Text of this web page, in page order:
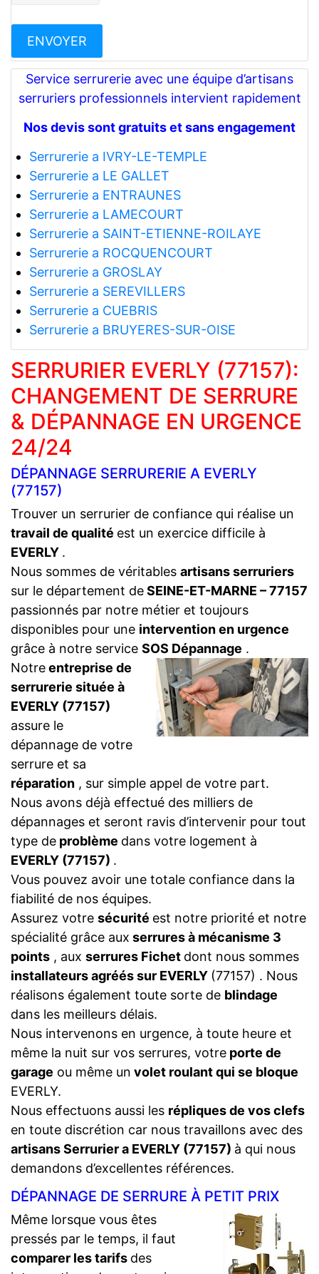
Service serrurerie avec une équipe d’artisans
serruriers professionnels intervient rapidement
Nos devis sont gratuits et sans engagement
Serrurerie a IVRY-LE-TEMPLE
Serrurerie a LE GALLET
Serrurerie a ENTRAUNES
Serrurerie a LAMECOURT
Serrurerie a SAINT-ETIENNE-ROILAYE
Serrurerie a ROCQUENCOURT
Serrurerie a GROSLAY
Serrurerie a SEREVILLERS
Serrurerie a CUEBRIS
Serrurerie a BRUYERES-SUR-OISE
SERRURIER EVERLY (77157):
CHANGEMENT DE SERRURE
& DÉPANNAGE EN URGENCE
24/24
DÉPANNAGE SERRURERIE A EVERLY
(77157)
Trouver un serrurier de confiance qui réalise un
travail de qualité est un exercice difficile à
EVERLY .
Nous sommes de véritables artisans serruriers
sur le département deSEINE-ET-MARNE – 77157
passionnés par notre métier et toujours
disponibles pour une intervention en urgence
grâce à notre service SOS Dépannage .
Notreentreprise de
serrurerie située à
EVERLY (77157)
assure le
dépannage de votre
serrure et sa
réparation , sur simple appel de votre part.
Nous avons déjà effectué des milliers de
dépannages et seront ravis d’intervenir pour tout
type de problème dans votre logement à
EVERLY (77157) .
Vous pouvez avoir une totale confiance dans la
fiabilité de nos équipes.
Assurez votre sécurité est notre priorité et notre
spécialité grâce aux serrures à mécanisme 3
points , aux serrures Fichet dont nous sommes
installateurs agréés sur EVERLY (77157) . Nous
réalisons également toute sorte de blindage
dans les meilleurs délais.
Nous intervenons en urgence, à toute heure et
même la nuit sur vos serrures, votre porte de
garage ou même un volet roulant qui se bloque
EVERLY.
Nous effectuons aussi les répliques de vos clefs
en toute discrétion car nous travaillons avec des
artisans Serrurier a EVERLY (77157) à qui nous
demandons d’excellentes références.
DÉPANNAGE DE SERRURE À PETIT PRIX
Même lorsque vous êtes
pressés par le temps, il faut
comparer les tarifs des